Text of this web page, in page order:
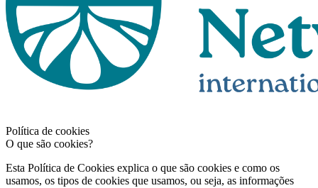
Política de cookies
O que são cookies?
Esta Política de Cookies explica o que são cookies e como os
usamos, os tipos de cookies que usamos, ou seja, as informações